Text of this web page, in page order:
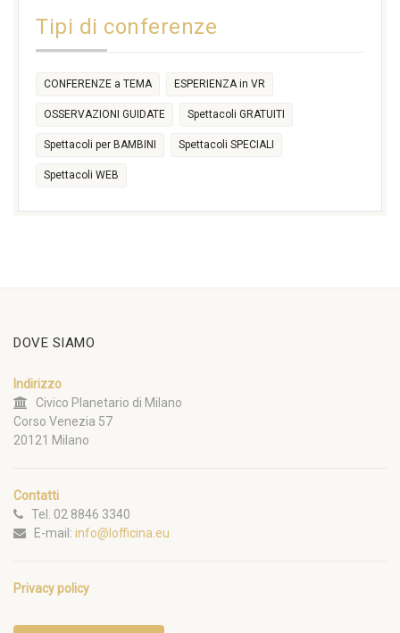
17:30
Tipi di conferenze
CONFERENZE a TEMA ESPERIENZA in VR
OSSERVAZIONI GUIDATE Spettacoli GRATUITI
Spettacoli per BAMBINI Spettacoli SPECIALI
Spettacoli WEB
DOVE SIAMO
Indirizzo
Civico Planetario di Milano
Corso Venezia 57
20121 Milano
Contatti
Tel. 02 8846 3340
E-mail: info@lofficina.eu
Privacy policy